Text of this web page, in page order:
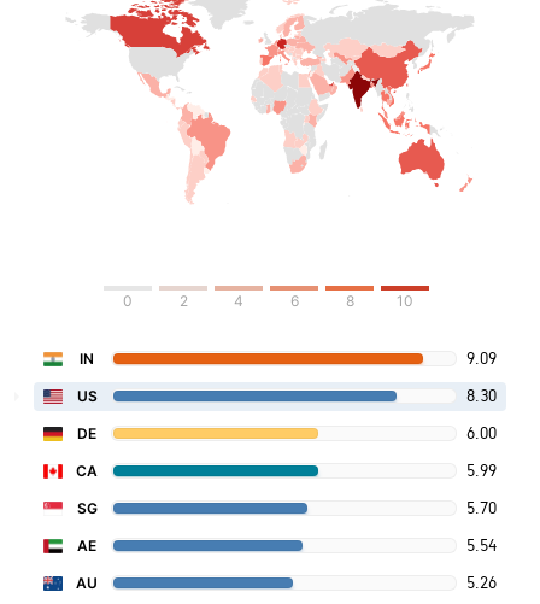
0 2 4 6 8 10
IN 9.09
US 8.30
DE 6.00
CA 5.99
SG 5.70
AE 5.54
AU 5.26